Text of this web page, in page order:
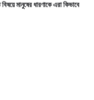
মানুষের ধারণাকে এরা কিভাবে